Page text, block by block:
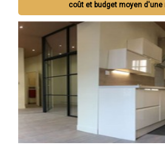
coût et budget moyen d'une